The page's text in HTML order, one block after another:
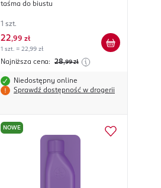
taśma do biustu
1 szt.
22,99 zł
1 szt. = 22,99 zł
Najniższa cena: 28,99 zł
Niedostępny online
Sprawdź dostępność w drogerii
NOWE